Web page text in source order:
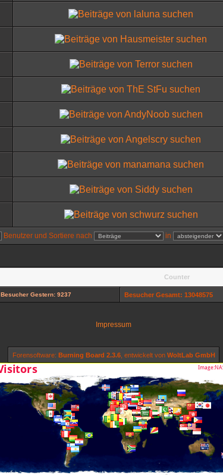
Benutzer und Sortiere nach in
Counter
Besucher Gestern: 9237 Besucher Gesamt: 13048575
Impressum
Forensoftware: Burning Board 2.3.6 , entwickelt von WoltLab GmbH